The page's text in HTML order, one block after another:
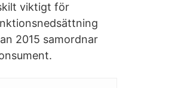
viktigt för
2015 samordnar